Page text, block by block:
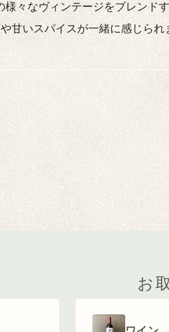
々なヴィンテージをブレン
甘いスパイスが一緒に感じら
お